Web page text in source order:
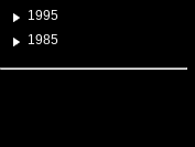
1995
1985